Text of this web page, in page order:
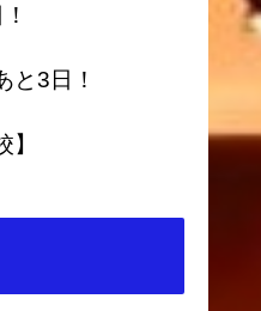
と3日！